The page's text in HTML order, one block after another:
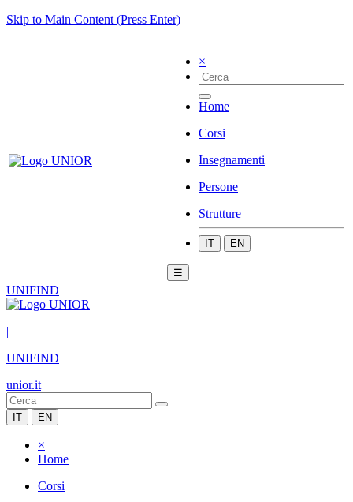
Skip to Main Content (Press Enter)
×
Home
Corsi
Insegnamenti
Persone
Strutture
IT EN
☰
UNIFIND
|
UNIFIND
unior.it
IT EN
×
Home
Corsi